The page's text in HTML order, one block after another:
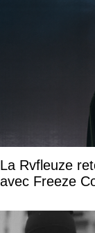
La Rvfleuze
avec Freeze